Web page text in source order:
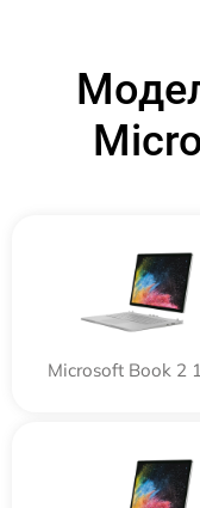
Microsoft Book 2